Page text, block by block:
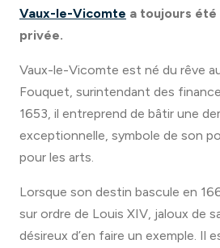
Vaux-le-Vicomte a toujours été
privée.
Vaux-le-Vicomte est né du rêve
Fouquet, surintendant des
1653, il entreprend de bâtir une
exceptionnelle, symbole de son
pour les arts.
Lorsque son destin bascule en
sur ordre de Louis XIV, jaloux de
désireux d’en faire un exemple. Il